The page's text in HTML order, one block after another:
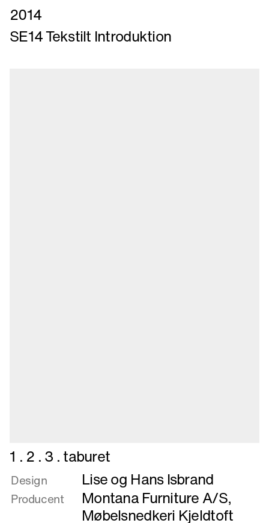
Læs
mere
om
2014
SE14 Tekstilt Introduktion
Læs
mere
om
1
.
1 . 2 . 3 . taburet
Design Lise og Hans Isbrand
Producent Montana Furniture A/S,
Møbelsnedkeri Kjeldtoft